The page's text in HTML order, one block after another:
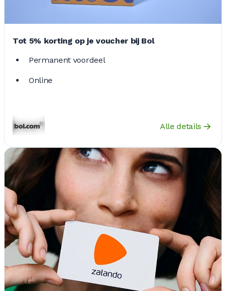
Tot 5% korting op je voucher bij Bol
Permanent voordeel
Online
Alle details